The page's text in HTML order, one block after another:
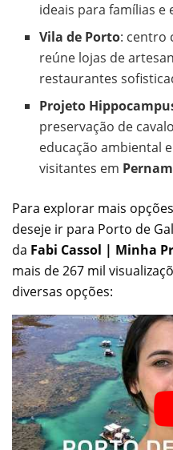
ideais para famílias e
Vila de Porto: centro
reúne lojas de
restaurantes
Projeto
preservação de
educação ambiental
visitantes em
Para explorar mais
deseje ir para Porto de
da Fabi Cassol | Minha
mais de 267 mil
diversas opções: